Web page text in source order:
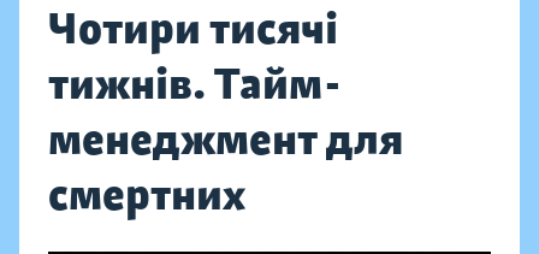
Чотири тисячі
тижнів. Тайм-
менеджмент для
смертних